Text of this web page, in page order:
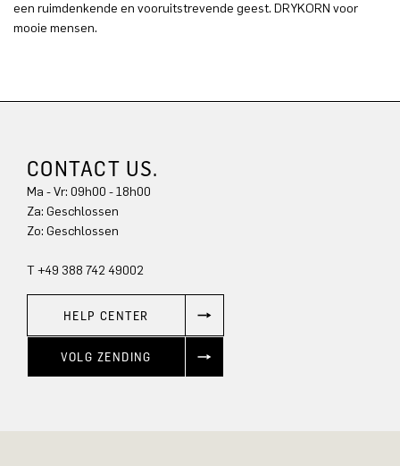
een ruimdenkende en vooruitstrevende geest. DRYKORN voor
mooie mensen.
CONTACT US.
Ma - Vr: 09h00 - 18h00
Za: Geschlossen
Zo: Geschlossen
T +49 388 742 49002
HELP CENTER
VOLG ZENDING